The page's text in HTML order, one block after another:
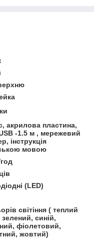
акрилова пластина,
-1.5 м , мережевий
інструкція
мовою
(LED)
світіння ( теплий
зелений, синій,
фіолетовий,
жовтий)